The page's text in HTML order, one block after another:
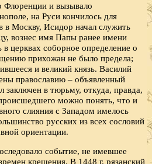
Флоренции и вызывало
на Руси кончилось для
в Москву, Исидор начал служить
вознес имя Папы ранее имени
в церквах соборное определение о
прихожан не было предела;
и великий князь. Василий
православию – объявленный
в тюрьму, откуда, правда,
можно понять, что и
слияния с Западом имелось
русских из всех сословий
ориентации.
событие, не имевшее
крещения. В 1448 г. рязанский